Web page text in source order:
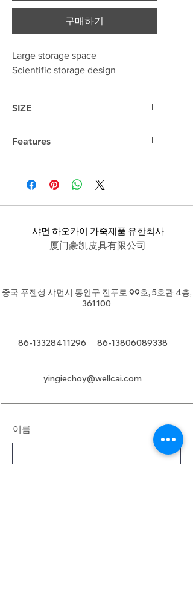
구매하기
Large storage space
Scientific storage design
SIZE
Features
샤먼 하오카이 가죽제품 유한회사
厦门豪凯皮具有限公司
중국 푸젠성 샤먼시 통안구 진푸로 99호, 5호관 4층,
361100
86-13328411296 86-13806089338
yingiechoy@wellcai.com
이름